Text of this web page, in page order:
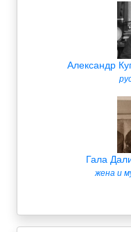
Александр
Гала
жена и